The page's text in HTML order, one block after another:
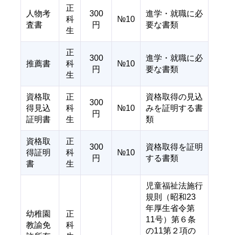
人物考
査書
正
科
生
300
円
№10
進学・就職に必
要な書類
推薦書
正
科
生
300
円
№10
進学・就職に必
要な書類
資格取
得見込
証明書
正
科
生
300
円
№10
資格取得の見込
みを証明する書
類
資格取
得証明
書
正
科
生
300
円
№10
資格取得を証明
する書類
幼稚園
教諭免
正
科
児童福祉法施行
規則（昭和23
年厚生省令第
11号）第６条
の11第２項の